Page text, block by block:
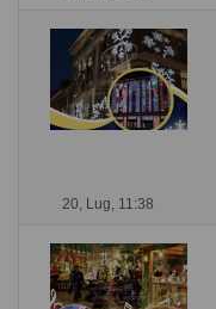
20, Lug, 11:38